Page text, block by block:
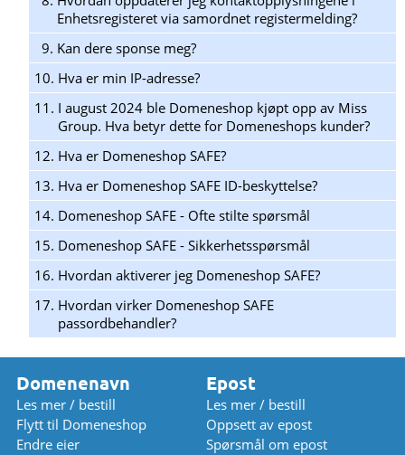
Enhetsregisteret via samordnet registermelding?
9. Kan dere sponse meg?
10. Hva er min IP-adresse?
11. I august 2024 ble Domeneshop kjøpt opp av Miss
Group. Hva betyr dette for Domeneshops kunder?
12. Hva er Domeneshop SAFE?
13. Hva er Domeneshop SAFE ID-beskyttelse?
14. Domeneshop SAFE - Ofte stilte spørsmål
15. Domeneshop SAFE - Sikkerhetsspørsmål
16. Hvordan aktiverer jeg Domeneshop SAFE?
17. Hvordan virker Domeneshop SAFE
passordbehandler?
Domenenavn
Les mer / bestill
Flytt til Domeneshop
Endre eier
Epost
Les mer / bestill
Oppsett av epost
Spørsmål om epost